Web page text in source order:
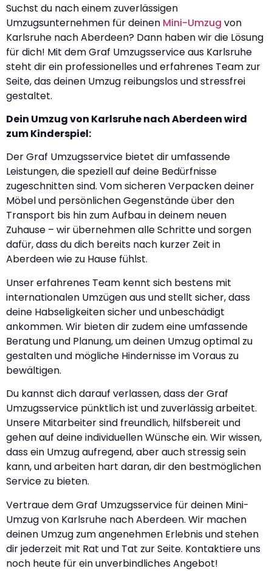
Suchst du nach einem zuverlässigen
Umzugsunternehmen für deinen Mini-Umzug von
Karlsruhe nach Aberdeen? Dann haben wir die Lösung
für dich! Mit dem Graf Umzugsservice aus Karlsruhe
steht dir ein professionelles und erfahrenes Team zur
Seite, das deinen Umzug reibungslos und stressfrei
gestaltet.
Dein Umzug von Karlsruhe nach Aberdeen wird
zum Kinderspiel:
Der Graf Umzugsservice bietet dir umfassende
Leistungen, die speziell auf deine Bedürfnisse
zugeschnitten sind. Vom sicheren Verpacken deiner
Möbel und persönlichen Gegenstände über den
Transport bis hin zum Aufbau in deinem neuen
Zuhause – wir übernehmen alle Schritte und sorgen
dafür, dass du dich bereits nach kurzer Zeit in
Aberdeen wie zu Hause fühlst.
Unser erfahrenes Team kennt sich bestens mit
internationalen Umzügen aus und stellt sicher, dass
deine Habseligkeiten sicher und unbeschädigt
ankommen. Wir bieten dir zudem eine umfassende
Beratung und Planung, um deinen Umzug optimal zu
gestalten und mögliche Hindernisse im Voraus zu
bewältigen.
Du kannst dich darauf verlassen, dass der Graf
Umzugsservice pünktlich ist und zuverlässig arbeitet.
Unsere Mitarbeiter sind freundlich, hilfsbereit und
gehen auf deine individuellen Wünsche ein. Wir wissen,
dass ein Umzug aufregend, aber auch stressig sein
kann, und arbeiten hart daran, dir den bestmöglichen
Service zu bieten.
Vertraue dem Graf Umzugsservice für deinen Mini-
Umzug von Karlsruhe nach Aberdeen. Wir machen
deinen Umzug zum angenehmen Erlebnis und stehen
dir jederzeit mit Rat und Tat zur Seite. Kontaktiere uns
noch heute für ein unverbindliches Angebot!